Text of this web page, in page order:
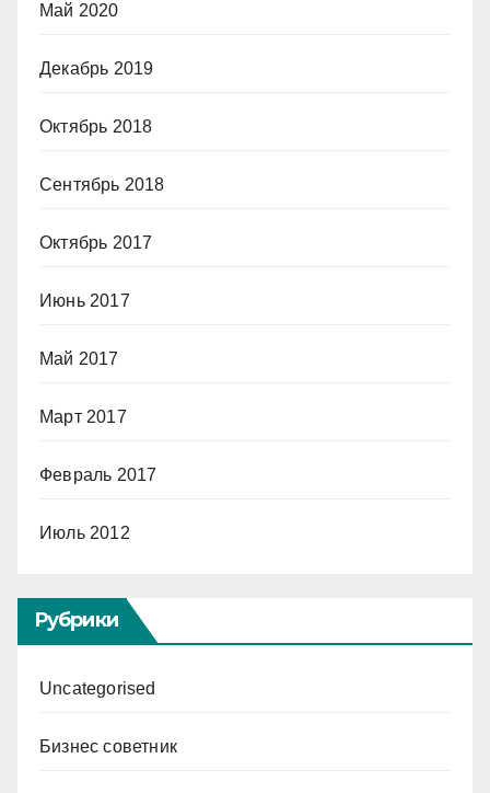
Май 2020
Декабрь 2019
Октябрь 2018
Сентябрь 2018
Октябрь 2017
Июнь 2017
Май 2017
Март 2017
Февраль 2017
Июль 2012
Рубрики
Uncategorised
Бизнес советник